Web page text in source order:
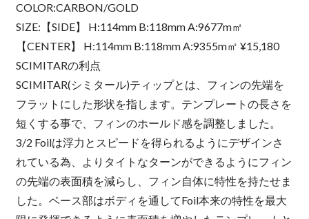
COLOR:CARBON/GOLD
SIZE:【SIDE】 H:114mm B:118mm A:9677m㎡
【CENTER】 H:114mm B:118mm A:9355m㎡ ¥15,180
SCIMITARの利点
SCIMITAR(シミタール)ティップとは、フィンの先端を
フラットにした形状を指します。テンプレートの長さを
短くする事で、フィンのホールド感を調整しました。
3/2 Foilは浮力とスピードを得られるようにデザインさ
れている為、よりタイトなターンができるようにフィン
の先端の表面積を減らし、フィン自体に特性を持たせま
した。ベース部はボディを通してFoil本来の特性を最大